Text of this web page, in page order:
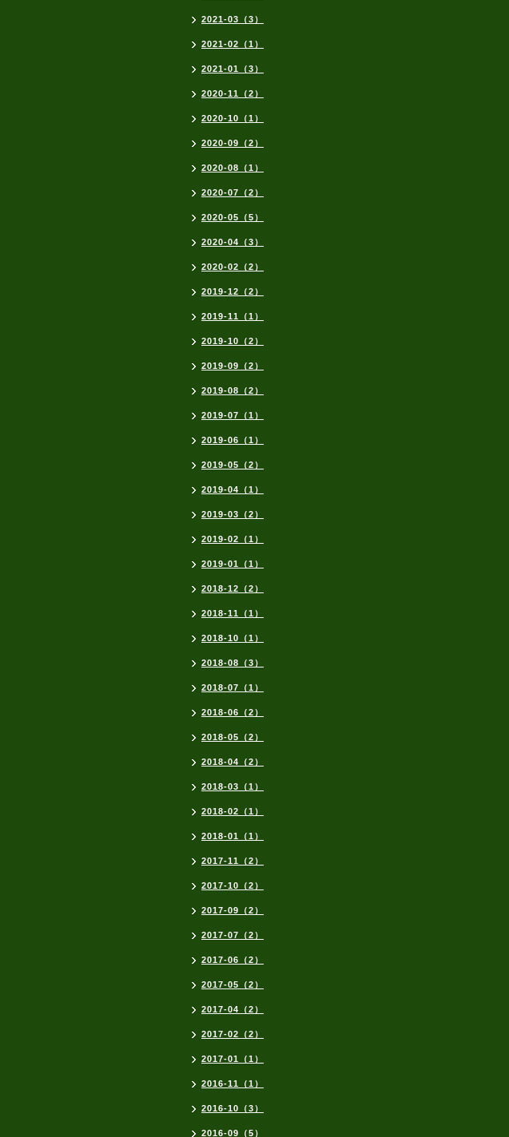
2021-03（3）
2021-02（1）
2021-01（3）
2020-11（2）
2020-10（1）
2020-09（2）
2020-08（1）
2020-07（2）
2020-05（5）
2020-04（3）
2020-02（2）
2019-12（2）
2019-11（1）
2019-10（2）
2019-09（2）
2019-08（2）
2019-07（1）
2019-06（1）
2019-05（2）
2019-04（1）
2019-03（2）
2019-02（1）
2019-01（1）
2018-12（2）
2018-11（1）
2018-10（1）
2018-08（3）
2018-07（1）
2018-06（2）
2018-05（2）
2018-04（2）
2018-03（1）
2018-02（1）
2018-01（1）
2017-11（2）
2017-10（2）
2017-09（2）
2017-07（2）
2017-06（2）
2017-05（2）
2017-04（2）
2017-02（2）
2017-01（1）
2016-11（1）
2016-10（3）
2016-09（5）